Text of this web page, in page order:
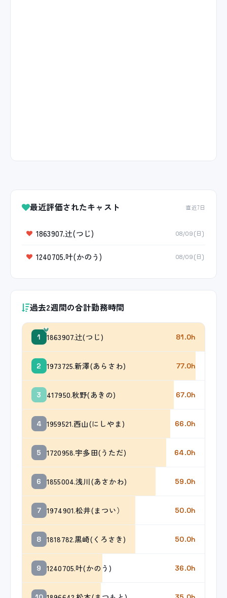
最近評価されたキャスト 直近7日
1863907.辻(つじ) 08/09(日)
1240705.叶(かのう) 08/09(日)
過去2週間の合計勤務時間
1 1863907.辻(つじ) 81.0h
2 1973725.新澤(あらさわ) 77.0h
3 417950.秋野(あきの) 67.0h
4 1959521.西山(にしやま) 66.0h
5 1720958.宇多田(うただ) 64.0h
6 1855004.浅川(あさかわ) 59.0h
7 1974901.松井(まつい） 50.0h
8 1818782.黒崎(くろさき) 50.0h
9 1240705.叶(かのう) 36.0h